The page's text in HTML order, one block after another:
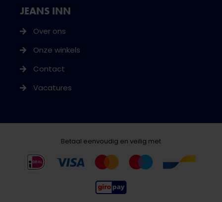
JEANS INN
Over ons
Onze winkels
Contact
Vacatures
Betaal eenvoudig en veilig met